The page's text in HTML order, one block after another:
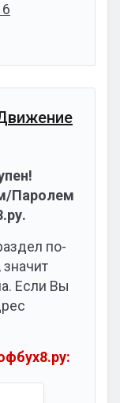
Паролем
по-
Если Вы